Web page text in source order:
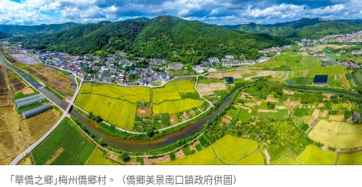
｢華僑之鄉｣梅州僑鄉村。（僑鄉美景南口鎮政府供圖）